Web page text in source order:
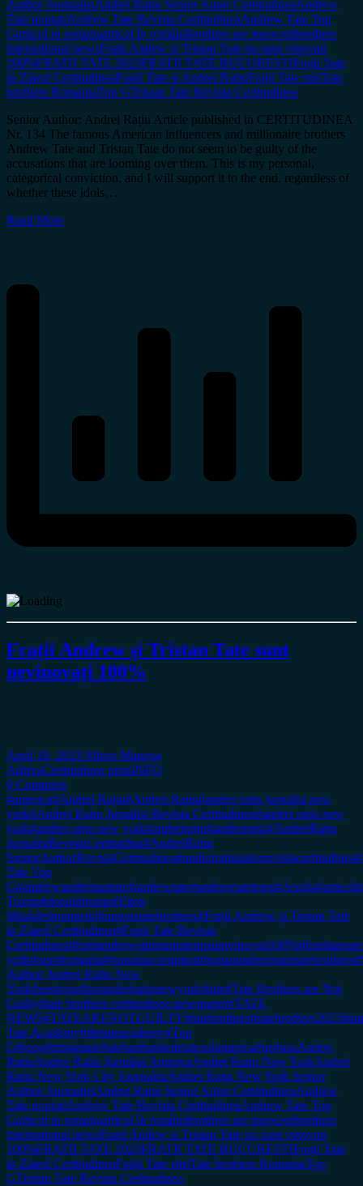
Author JournalistAndrei Ratiu Senior Autor CertitudineaAndrew
Tate noutatiAndrew Tate Revista CertitudineaAndrew Tate Top
Garticol in romanaarticol în românăbrothers are innocentbrothers
international newsFratii Andew si Tristan Tate nu sunt vinovati
100%FRATII TATE 2023FRATII TATE BUCURESTIFrații Tate
in Ziarul CertitudineaFratii Tate si Andrei RatiuFrații Tate stiriTate
brothers RomaniaTop GTristan Tate Revista Certitudinea
Senior Author: Andrei Rațiu Article published in CERTITUDINEA
Nr. 134 The famous American influencers and millionaire brothers
Andrew Tate and Tristan Tate do not seem to be guilty of the
accusations that are looming over them. This is my personal,
categorical conviction, and I will support it to the end, regardless of
whether these idols…
Read More
Frații Andrew şi Tristan Tate sunt
nevinovați 100%
April 10, 2023 Miron Manega
ArhivaCertitudinea printINFO
0 Comment
#america#Andrei Rațiu#Andrei Ratiu#andrei ratiu jurnalist new
york#Andrei Ratiu Jurnalist Revista Certitudinea#andrei ratiu new
york#andrei rațiu new york#andreirațiu#andreiratiu#AndreiRațiu
JurnalistRevistaCertitudina#AndreiRatiu
SeniorAuthorRevistaCertitudinea#andreiratiuautorrevistacertitudinea
Tate Top
G#andrewandtristantate#andrewtate#andrewtatetopg#Anglia
Trump#donaldtrump#Elton
Musk#eltonmusk#famoustatebrothers#Frații Andrew şi Tristan Tate
in Ziarul Certitudinea#Fratii Tate Revista
Certitudinea#frațiiandrewşitristantatenusuntvinovati100%
york#onu#romania#romaniacoruption#romaniadeepstatetatebrothers
Author Andrei Ratiu New
York#seniorauthorandreiratiunewyork#tate#Tate Brothers are Not
Guilty#tate brothers certitudinea newspaper#TATE
NEWS#TATEARENOTGUILTY#tatebrothers#tatebrothers2023
Tate Academy#thetateacademy#Top
G#topg#tristantate#uk#un#unitedstatesofamerica#us#usaAndrei
RatiuAndrei Ratiu Jurnalist AmericaAndrei Ratiu New YorkAndrei
Ratiu New York City JournalistAndrei Rațiu New York Senior
Author JournalistAndrei Ratiu Senior Autor CertitudineaAndrew
Tate noutatiAndrew Tate Revista CertitudineaAndrew Tate Top
Garticol in romanaarticol în românăbrothers are innocentbrothers
international newsFratii Andew si Tristan Tate nu sunt vinovati
100%FRATII TATE 2023FRATII TATE BUCURESTIFrații Tate
in Ziarul CertitudineaFrații Tate stiriTate brothers RomaniaTop
GTristan Tate Revista Certitudinea